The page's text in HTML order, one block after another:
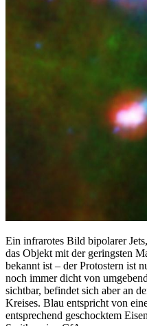
Ein infrarotes Bild bipolarer
das Objekt mit der geringsten
bekannt ist – der Protostern ist
noch immer dicht von
sichtbar, befindet sich aber an
Kreises. Blau entspricht von
entsprechend geschocktem